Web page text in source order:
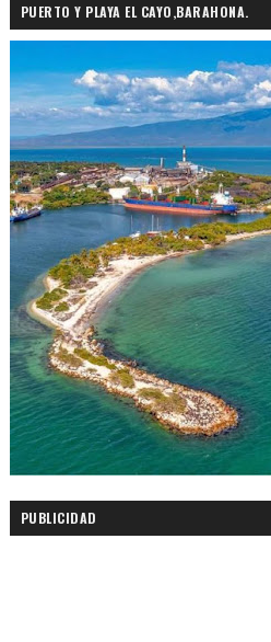
PUERTO Y PLAYA EL CAYO,BARAHONA.
PUBLICIDAD